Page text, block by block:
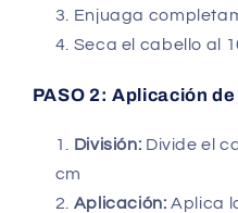
Enjuaga
Seca el cabello al
PASO 2: Aplicación
División: Divide el
cm
Aplicación: Aplica